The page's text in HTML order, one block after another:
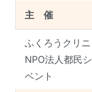
主 催
ふくろうクリニ
NPO法人都民
ベント